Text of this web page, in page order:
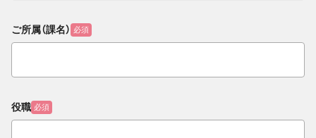
ご所属（課名） 必須
役職 必須